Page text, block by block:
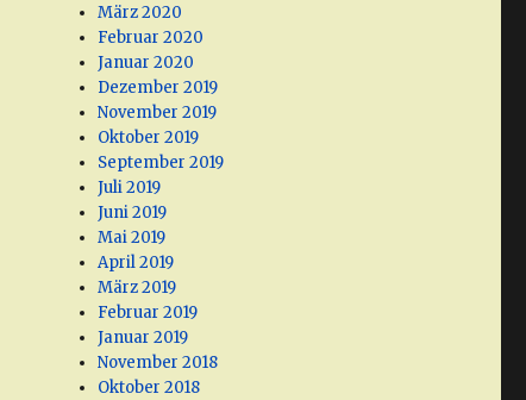
März 2020
Februar 2020
Januar 2020
Dezember 2019
November 2019
Oktober 2019
September 2019
Juli 2019
Juni 2019
Mai 2019
April 2019
März 2019
Februar 2019
Januar 2019
November 2018
Oktober 2018